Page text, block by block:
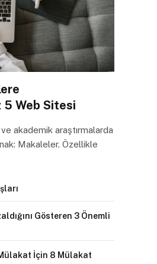
5 Web Sitesi
akademik araştırmalarda
Makaleler. Özellikle
Gösteren 3 Önemli
İçin 8 Mülakat